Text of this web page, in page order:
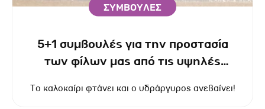
ΣΥΜΒΟΥΛΕΣ
5+1 συμβουλές για την προστασία
των φίλων μας από τις υψηλές
Το καλοκαίρι φτάνει και ο υδράργυρος ανεβαίνει!